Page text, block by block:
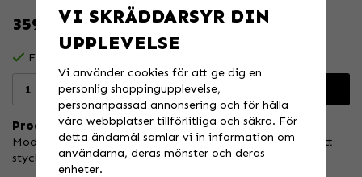
359 KR
Finns i lager för omgående leverans
Lägg i varukorgen
Produktbeskrivning:
Modellanpassad dödarknapp i aluminium, CNC-fräst ur ett
stycke.
VI SKRÄDDARSYR DIN
UPPLEVELSE
Vi använder cookies för att ge dig en
personlig shoppingupplevelse,
personanpassad annonsering och för hålla
våra webbplatser tillförlitliga och säkra. För
detta ändamål samlar vi in information om
användarna, deras mönster och deras
enheter.